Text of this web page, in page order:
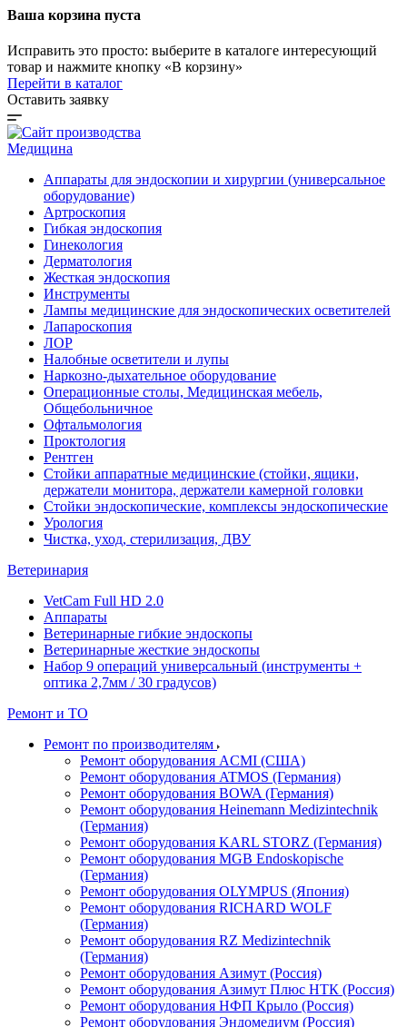
Ваша корзина пуста
Исправить это просто: выберите в каталоге интересующий
товар и нажмите кнопку «В корзину»
Перейти в каталог
Оставить заявку
Медицина
Аппараты для эндоскопии и хирургии (универсальное
оборудование)
Артроскопия
Гибкая эндоскопия
Гинекология
Дерматология
Жесткая эндоскопия
Инструменты
Лампы медицинские для эндоскопических осветителей
Лапароскопия
ЛОР
Налобные осветители и лупы
Наркозно-дыхательное оборудование
Операционные столы, Медицинская мебель,
Общебольничное
Офтальмология
Проктология
Рентген
Стойки аппаратные медицинские (стойки, ящики,
держатели монитора, держатели камерной головки
Стойки эндоскопические, комплексы эндоскопические
Урология
Чистка, уход, стерилизация, ДВУ
Ветеринария
VetCam Full HD 2.0
Аппараты
Ветеринарные гибкие эндоскопы
Ветеринарные жесткие эндоскопы
Набор 9 операций универсальный (инструменты +
оптика 2,7мм / 30 градусов)
Ремонт и ТО
Ремонт по производителям
Ремонт оборудования ACMI (США)
Ремонт оборудования ATMOS (Германия)
Ремонт оборудования BOWA (Германия)
Ремонт оборудования Heinemann Medizintechnik
(Германия)
Ремонт оборудования KARL STORZ (Германия)
Ремонт оборудования MGB Endoskopische
(Германия)
Ремонт оборудования OLYMPUS (Япония)
Ремонт оборудования RICHARD WOLF
(Германия)
Ремонт оборудования RZ Medizintechnik
(Германия)
Ремонт оборудования Азимут (Россия)
Ремонт оборудования Азимут Плюс НТК (Россия)
Ремонт оборудования НФП Крыло (Россия)
Ремонт оборудования Эндомедиум (Россия)